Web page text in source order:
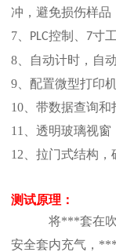
冲，避免损伤样品
7、
PLC控制、 7寸
8、
自动计时，自
9、 配置微型打印
10、 带数据查询和
11、 透明玻璃视窗
12、 拉门式结构，
测试原理 ：
将***套在吹
安全套内充气，